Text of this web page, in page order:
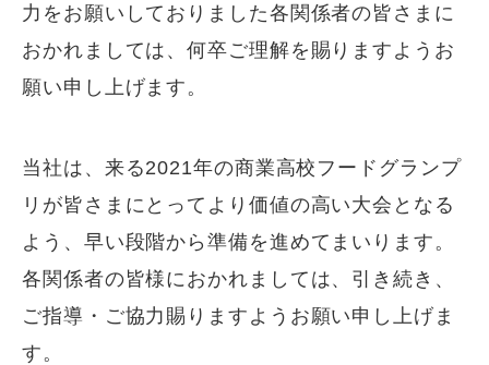
力をお願いしておりました各関係者の皆さまに
おかれましては、何卒ご理解を賜りますようお
願い申し上げます。
当社は、来る2021年の商業高校フードグランプ
リが皆さまにとってより価値の高い大会となる
よう、早い段階から準備を進めてまいります。
各関係者の皆様におかれましては、引き続き、
ご指導・ご協力賜りますようお願い申し上げま
す。